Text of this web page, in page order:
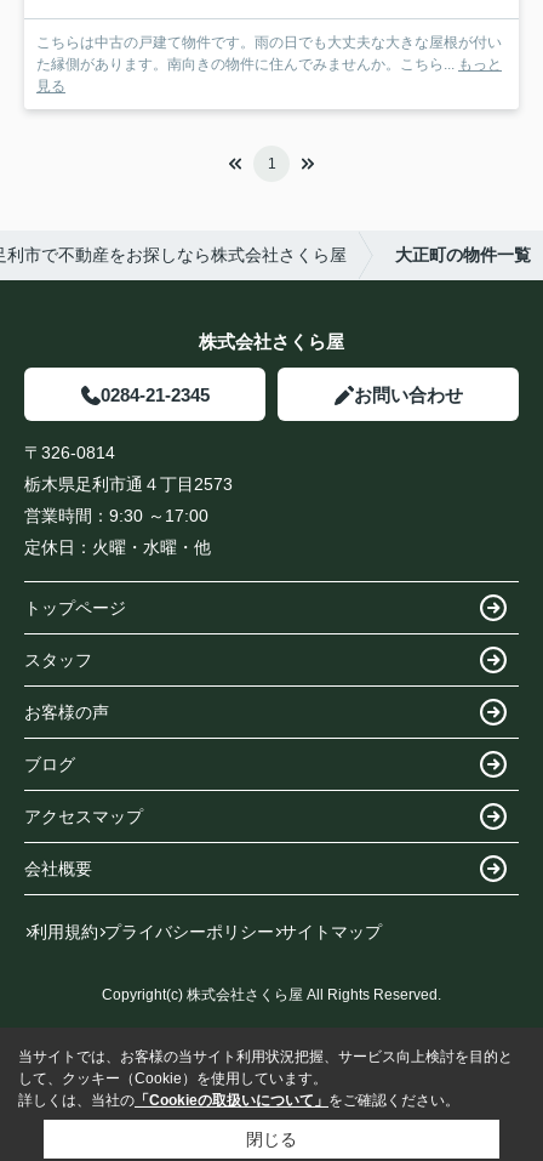
こちらは中古の戸建て物件です。雨の日でも大丈夫な大きな屋根が付い
た縁側があります。南向きの物件に住んでみませんか。こちら... もっと
見る
1
利市で不動産をお探しなら株式会社さくら屋 大正町の物件一覧
株式会社さくら屋
0284-21-2345 お問い合わせ
〒326-0814
栃木県足利市通４丁目2573
営業時間： 9:30 ～17:00
定休日： 火曜・水曜・他
トップページ
スタッフ
お客様の声
ブログ
アクセスマップ
会社概要
利用規約 プライバシーポリシー サイトマップ
Copyright(c) 株式会社さくら屋 All Rights Reserved.
当サイトでは、お客様の当サイト利用状況把握、サービス向上検討を目的と
して、クッキー（Cookie）を使用しています。
詳しくは、当社の 「Cookieの取扱いについて」 をご確認ください。
閉じる